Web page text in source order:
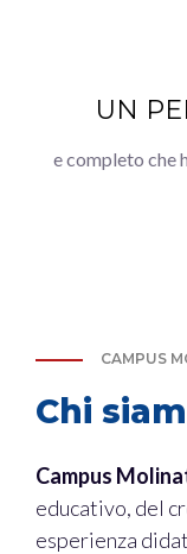
UN
e completo che
CAMPUS
Chi
Campus
educativo, del
esperienza